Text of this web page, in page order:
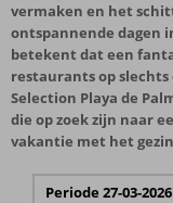
vermaken en het
ontspannende dagen
betekent dat een
restaurants op
Selection Playa de
die op zoek zijn naar
vakantie met het
Periode 27-03-